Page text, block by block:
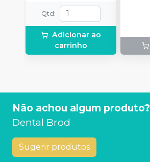
Qtd :
Adicionar ao
carrinho
Não achou algum produto?
Dental Brod
Sugerir produtos